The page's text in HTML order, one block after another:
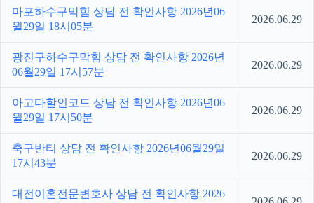
마포하수구막힘 상담 전 확인사항 2026년06
월29일 18시05분
2026.06.29
광진구하수구막힘 상담 전 확인사항 2026년
06월29일 17시57분
2026.06.29
아고다할인코드 상담 전 확인사항 2026년06
월29일 17시50분
2026.06.29
축구반티 상담 전 확인사항 2026년06월29일
17시43분
2026.06.29
대전이혼전문변호사 상담 전 확인사항 2026